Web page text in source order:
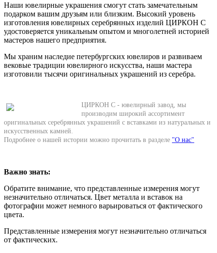
Наши ювелирные украшения смогут стать замечательным
подарком вашим друзьям или близким. Высокий уровень
изготовления ювелирных серебрянных изделий ЦИРКОН С
удостоверяется уникальным опытом и многолетней историей
мастеров нашего предприятия.
Мы храним наследие петербургских ювелиров и развиваем
вековые традиции ювелирного искусства, наши мастера
изготовили тысячи оригинальных украшений из серебра.
ЦИРКОН С - ювелирный завод, мы
производим широкий ассортимент
оригинальных серебрянных украшений с вставками из натуральных и
искусственных камней.
Подробнее о нашей истории можно прочитать в разделе "О нас"
Важно знать:
Обратите внимание, что представленные измерения могут
незначительно отличаться. Цвет металла и вставок на
фотографии может немного варьироваться от фактического
цвета.
Представленные измерения могут незначительно отличаться
от фактических.